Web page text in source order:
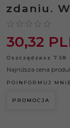
zdaniu.
30,32
Oszczędzasz 7.58
Najniższa cena
POINFORMUJ
PROMOCJA